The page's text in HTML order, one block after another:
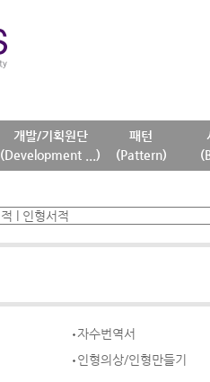
개발/기획원단
(Development ...)
패턴
(Pattern)
자수번역서
인형의상/인형만들기